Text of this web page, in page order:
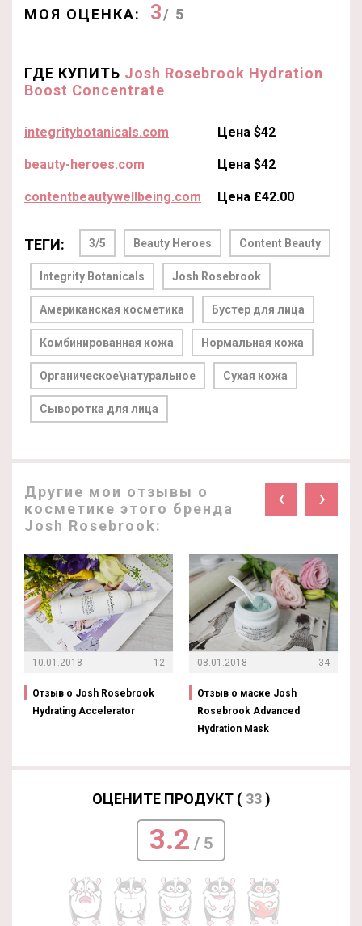
МОЯ ОЦЕНКА: 3/ 5
ГДЕ КУПИТЬ Josh Rosebrook Hydration
Boost Concentrate
integritybotanicals.com Цена $42
beauty-heroes.com Цена $42
contentbeautywellbeing.com Цена £42.00
ТЕГИ: 3/5 Beauty Heroes Content Beauty
Integrity Botanicals Josh Rosebrook
Американская косметика Бустер для лица
Комбинированная кожа Нормальная кожа
Органическое\натуральное Сухая кожа
Сыворотка для лица
Другие мои отзывы о
косметике этого бренда
Josh Rosebrook:
‹ ›
10.01.2018 12
Отзыв о Josh Rosebrook
Hydrating Accelerator
08.01.2018 34
Отзыв о маске Josh
Rosebrook Advanced
Hydration Mask
ОЦЕНИТЕ ПРОДУКТ ( 33)
3.2 / 5